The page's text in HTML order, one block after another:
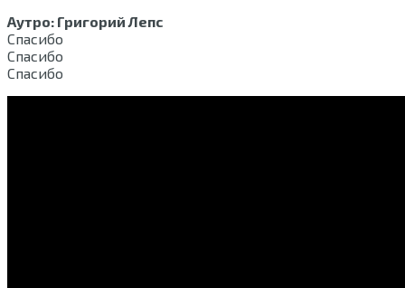
Аутро: Григорий Лепс
Спасибо
Спасибо
Спасибо